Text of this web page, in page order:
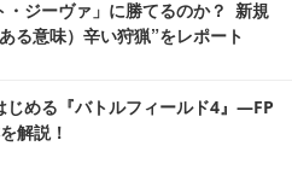
・ジーヴァ」に勝てるのか？ 新規
る意味）辛い狩猟”をレポート
じめる『バトルフィールド4』―FP
解説！